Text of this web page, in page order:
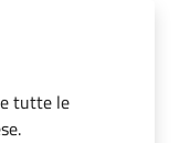
tutte le